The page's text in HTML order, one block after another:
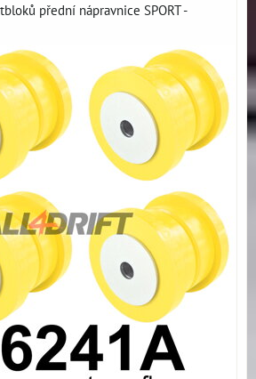
přední nápravnice SPORT -